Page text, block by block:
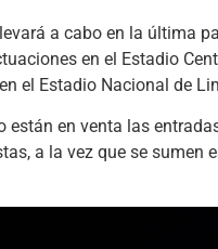
a cabo en la última
en el Estadio
el Estadio Nacional de
en venta las
a la vez que se